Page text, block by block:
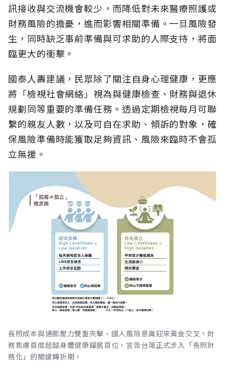
訊接收與交流機會較少，而降低對未來醫療照護或
財務風險的擔憂，進而影響相關準備。一旦風險發
生，同時缺乏事前準備與可求助的人際支持，將面
臨更大的衝擊。
國泰人壽建議，民眾除了關注自身心理健康，更應
將「檢視社會網絡」視為與健康檢查、財務與退休
規劃同等重要的準備任務。透過定期檢視每月可聯
繫的親友人數，以及可自在求助、傾訴的對象，確
保風險準備時能獲取足夠資訊、風險來臨時不會孤
立無援。
長照成本與通膨壓力雙重夾擊，國人風險意識迎來黃金交叉。財
務焦慮首度超越身體健康躍居首位，宣告台灣正式步入「長照財
務化」的關鍵轉折期。